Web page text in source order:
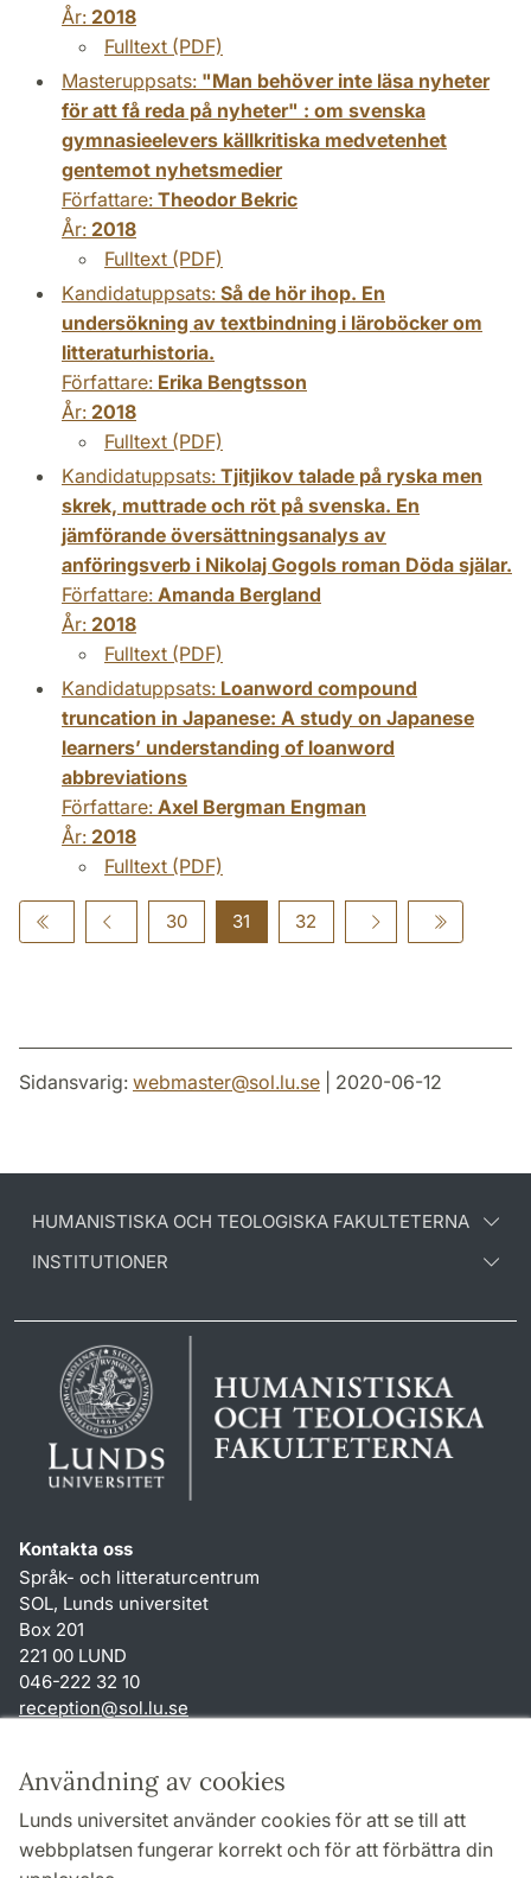
Användning av cookies
Lunds universitet använder cookies för att se till att
webbplatsen fungerar korrekt och för att förbättra din
År: 2018
Fulltext (PDF)
Masteruppsats: "Man behöver inte läsa nyheter
för att få reda på nyheter" : om svenska
gymnasieelevers källkritiska medvetenhet
gentemot nyhetsmedier
Författare: Theodor Bekric
År: 2018
Fulltext (PDF)
Kandidatuppsats: Så de hör ihop. En
undersökning av textbindning i läroböcker om
litteraturhistoria.
Författare: Erika Bengtsson
År: 2018
Fulltext (PDF)
Kandidatuppsats: Tjitjikov talade på ryska men
skrek, muttrade och röt på svenska. En
jämförande översättningsanalys av
anföringsverb i Nikolaj Gogols roman Döda själar.
Författare: Amanda Bergland
År: 2018
Fulltext (PDF)
Kandidatuppsats: Loanword compound
truncation in Japanese: A study on Japanese
learners’ understanding of loanword
abbreviations
Författare: Axel Bergman Engman
År: 2018
Fulltext (PDF)
30 31 32
Sidansvarig: webmaster@sol.lu.se | 2020-06-12
HUMANISTISKA OCH TEOLOGISKA FAKULTETERNA
INSTITUTIONER
Kontakta oss
Språk- och litteraturcentrum
SOL, Lunds universitet
Box 201
221 00 LUND
046-222 32 10
reception@sol.lu.se
Genvägar
Om webbplatsen och cookies
Behandling av personuppgifter